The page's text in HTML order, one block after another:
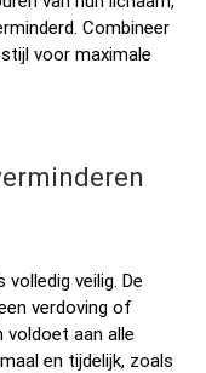
Combineer
voor maximale
veilig. De
verdoving of
voldoet aan alle
en tijdelijk, zoals